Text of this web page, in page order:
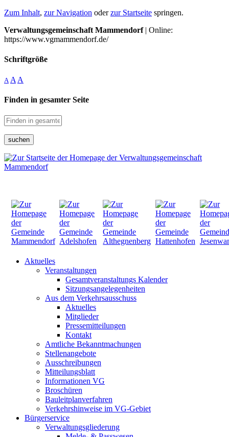
Zum Inhalt, zur Navigation oderzur Startseite springen.
Verwaltungsgemeinschaft Mammendorf| Online:
https://www.vgmammendorf.de/
Schriftgröße
A A A
Finden in gesamter Seite
suchen
Aktuelles
Veranstaltungen
Gesamtveranstaltungs Kalender
Sitzungsangelegenheiten
Aus dem Verkehrsausschuss
Aktuelles
Mitglieder
Pressemitteilungen
Kontakt
Amtliche Bekanntmachungen
Stellenangebote
Ausschreibungen
Mitteilungsblatt
Informationen VG
Broschüren
Bauleitplanverfahren
Verkehrshinweise im VG-Gebiet
Bürgerservice
Verwaltungsgliederung